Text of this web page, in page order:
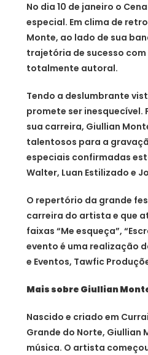
No dia 10 de janeiro o
especial. Em clima de
Monte, ao lado de sua
trajetória de sucesso com
totalmente autoral.
Tendo a deslumbrante
promete ser
sua carreira, Giullian
talentosos para a
especiais confirmadas
Walter, Luan Estilizado e
O repertório da grande
carreira do artista e que
faixas “Me esqueça”,
evento é uma realização
e Eventos, Tawfic
Mais sobre Giullian
Nascido e criado em
Grande do Norte, Giullian
música. O artista